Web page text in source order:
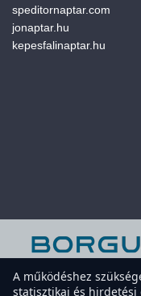
speditornaptar.com
jonaptar.hu
kepesfalinaptar.hu
A működéshez
statisztikai és hirdetési